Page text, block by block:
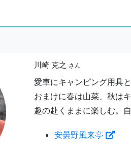
川崎 克之 さん
愛車にキャンピング用具
おまけに春は山菜、秋は
趣の赴くままに楽しむ。
安曇野風来亭